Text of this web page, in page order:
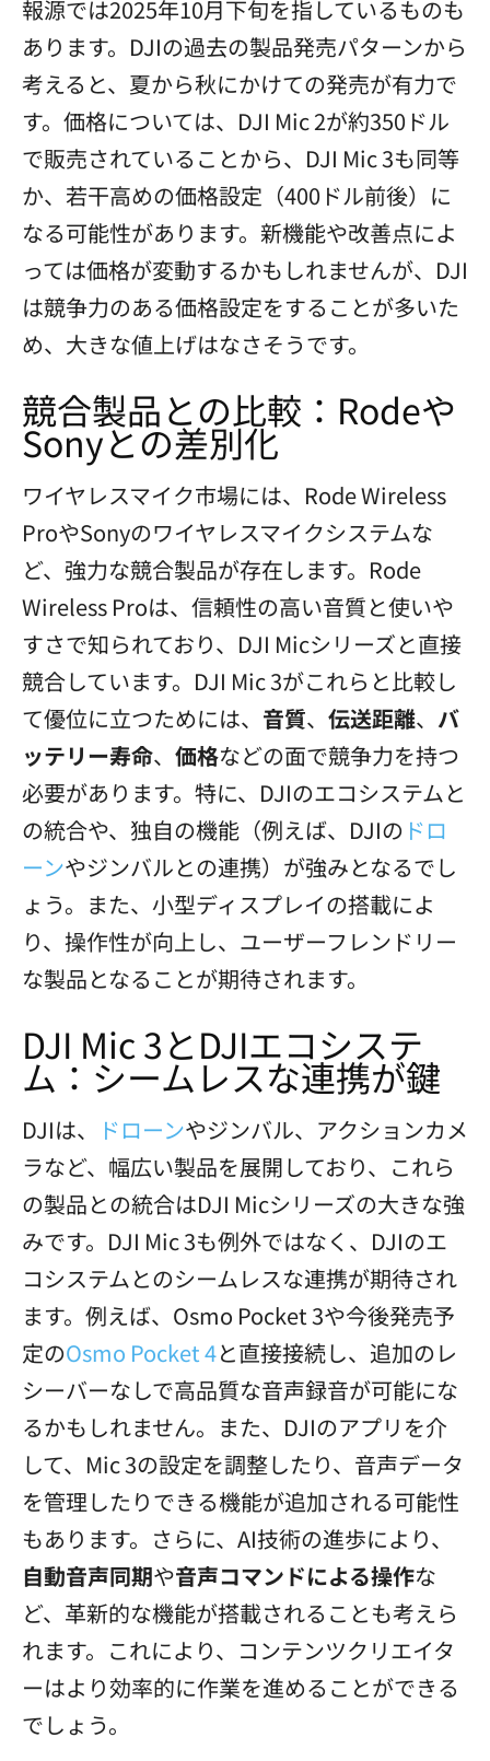
報源では2025年10月下旬を指しているものも
あります。DJIの過去の製品発売パターンから
考えると、夏から秋にかけての発売が有力で
す。価格については、DJI Mic 2が約350ドル
で販売されていることから、DJI Mic 3も同等
か、若干高めの価格設定（400ドル前後）に
なる可能性があります。新機能や改善点によ
っては価格が変動するかもしれませんが、DJI
は競争力のある価格設定をすることが多いた
め、大きな値上げはなさそうです。
競合製品との比較：Rodeや
Sonyとの差別化
ワイヤレスマイク市場には、Rode Wireless
ProやSonyのワイヤレスマイクシステムな
ど、強力な競合製品が存在します。Rode
Wireless Proは、信頼性の高い音質と使いや
すさで知られており、DJI Micシリーズと直接
競合しています。DJI Mic 3がこれらと比較し
て優位に立つためには、 音質、 伝送距離、 バ
ッテリー寿命、 価格などの面で競争力を持つ
必要があります。特に、DJIのエコシステムと
の統合や、独自の機能（例えば、DJIの ドロ
ーンやジンバルとの連携）が強みとなるでし
ょう。また、小型ディスプレイの搭載によ
り、操作性が向上し、ユーザーフレンドリー
な製品となることが期待されます。
DJI Mic 3とDJIエコシステ
ム：シームレスな連携が鍵
DJIは、 ドローンやジンバル、アクションカメ
ラなど、幅広い製品を展開しており、これら
の製品との統合はDJI Micシリーズの大きな強
みです。DJI Mic 3も例外ではなく、DJIのエ
コシステムとのシームレスな連携が期待され
ます。例えば、Osmo Pocket 3や今後発売予
定のOsmo Pocket 4と直接接続し、追加のレ
シーバーなしで高品質な音声録音が可能にな
るかもしれません。また、DJIのアプリを介
して、Mic 3の設定を調整したり、音声データ
を管理したりできる機能が追加される可能性
もあります。さらに、AI技術の進歩により、
自動音声同期や音声コマンドによる操作な
ど、革新的な機能が搭載されることも考えら
れます。これにより、コンテンツクリエイタ
ーはより効率的に作業を進めることができる
でしょう。